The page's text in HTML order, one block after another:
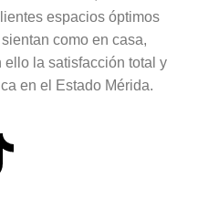
espacios óptimos
como en casa,
ello la satisfacción total y
en el Estado Mérida.